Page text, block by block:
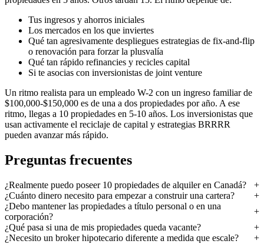
Tus ingresos y ahorros iniciales
Los mercados en los que inviertes
Qué tan agresivamente despliegues estrategias de fix-and-flip
o renovación para forzar la plusvalía
Qué tan rápido refinancies y recicles capital
Si te asocias con inversionistas de joint venture
Un ritmo realista para un empleado W-2 con un ingreso familiar de
$100,000-$150,000 es de una a dos propiedades por año. A ese
ritmo, llegas a 10 propiedades en 5-10 años. Los inversionistas que
usan activamente el reciclaje de capital y estrategias BRRRR
pueden avanzar más rápido.
Preguntas frecuentes
¿Realmente puedo poseer 10 propiedades de alquiler en Canadá?
¿Cuánto dinero necesito para empezar a construir una cartera?
¿Debo mantener las propiedades a título personal o en una
corporación?
¿Qué pasa si una de mis propiedades queda vacante?
¿Necesito un broker hipotecario diferente a medida que escale?